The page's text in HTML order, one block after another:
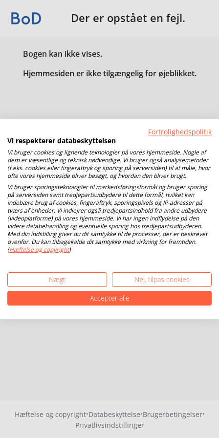
Der er opstået en fejl.
Bogen kan ikke vises.
Hjemmesiden er ikke tilgængelig for øjeblikket.
Hæftelse og copyright·Databeskyttelse·Brugerbetingelser·
Privatlivsindstillinger
Fortrolighedspolitik
Vi respekterer databeskyttelsen
Vi bruger cookies og lignende teknologier på vores hjemmeside. Nogle af
dem er væsentlige og teknisk nødvendige. Vi bruger også analysemetoder
(f.eks. cookies eller fingeraftryk og sporing på serversiden) til at måle, hvor
ofte vores hjemmeside bliver besøgt, og hvordan den bliver brugt.
Vi bruger sporingsteknologier til markedsføringsformål og bruger sporing
på serversiden samt tredjepartsudbydere til dette formål, hvilket kan
indebære brug af cookies, fingeraftryk, sporingspixels og IP-adresser på
tværs af enheder. Vi indlejrer også tredjepartsindhold fra andre udbydere
(videoplatforme) på vores hjemmeside. Vi har ingen indflydelse på den
videre databehandling og eventuelle sporing hos tredjepartsudbyderen.
Med din indstilling giver du dit samtykke til de processer, der er beskrevet
ovenfor. Du kan tilbagekalde dit samtykke med virkning for fremtiden.
(Hæftelse og copyright)
Nægt
Nej, tilpas cookies
Accepter alle